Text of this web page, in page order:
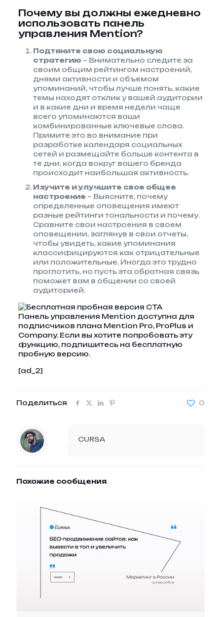
Почему вы должны ежедневно
использовать панель
управления Mention?
Подтяните свою социальную
стратегию – Внимательно следите за
своим общим рейтингом настроений,
днями активности и объемом
упоминаний, чтобы лучше понять, какие
темы находят отклик у вашей аудитории
и в какие дни и время недели чаще
всего упоминаются ваши
комбинированные ключевые слова.
Примите это во внимание при
разработке календаря социальных
сетей и размещайте больше контента в
те дни, когда вокруг вашего бренда
происходит наибольшая активность.
Изучите и улучшите свое общее
настроение – Выясните, почему
определенные оповещения имеют
разные рейтинги тональности и почему.
Сравните свои настроения в своем
оповещении, заглянув в свои отчеты,
чтобы увидеть, какие упоминания
классифицируются как отрицательные
или положительные. Иногда это трудно
проглотить, но пусть эта обратная связь
поможет вам в общении со своей
аудиторией.
Панель управления Mention доступна для
подписчиков плана Mention Pro, ProPlus и
Company. Если вы хотите попробовать эту
функцию, подпишитесь на бесплатную
пробную версию.
[ad_2]
Поделиться 0
CURSA
Похожие сообщения